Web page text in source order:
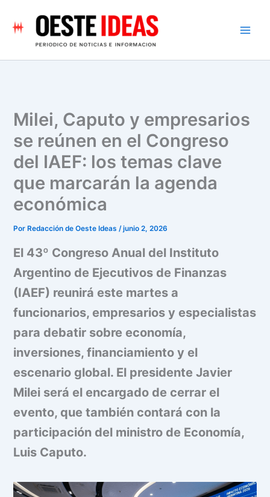
contenido
Milei, Caputo y empresarios
se reúnen en el Congreso
del IAEF: los temas clave
que marcarán la agenda
económica
Por Redacción de Oeste Ideas/junio 2, 2026
El 43º Congreso Anual del Instituto
Argentino de Ejecutivos de Finanzas
(IAEF) reunirá este martes a
funcionarios, empresarios y especialistas
para debatir sobre economía,
inversiones, financiamiento y el
escenario global. El presidente Javier
Milei será el encargado de cerrar el
evento, que también contará con la
participación del ministro de Economía,
Luis Caputo.